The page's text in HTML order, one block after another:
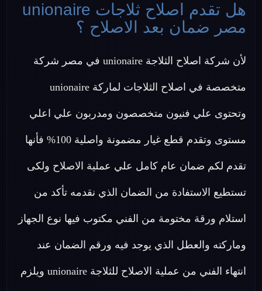
هل تقدم اصلاح ثلاجات unionaire
مصر ضمان بعد الاصلاح ؟
لأن شركة اصلاح الثلاجة unionaire في مصر شركة
متخصصة في اصلاح الثلاجات لماركة unionaire
وتحتوى علي فنيون متخصصون ومدربون علي اعلي
مستوى وتقدم قطع غيار مضمونة واصلية 100% فأنها
تقدم لكم ضمان عام كامل علي عملية الاصلاح ولكى
تستطيع الاستفادة من الضمان الذي نقدمه تأكد من
استلام ورقة مختومة من الفني مكتوب فيها نوع الجهاز
وماركته والعطل الذي يوجد فيه ورقم الضمان عند
انتهاء الفني من عملية الاصلاح للثلاجة unionaire ويلزم